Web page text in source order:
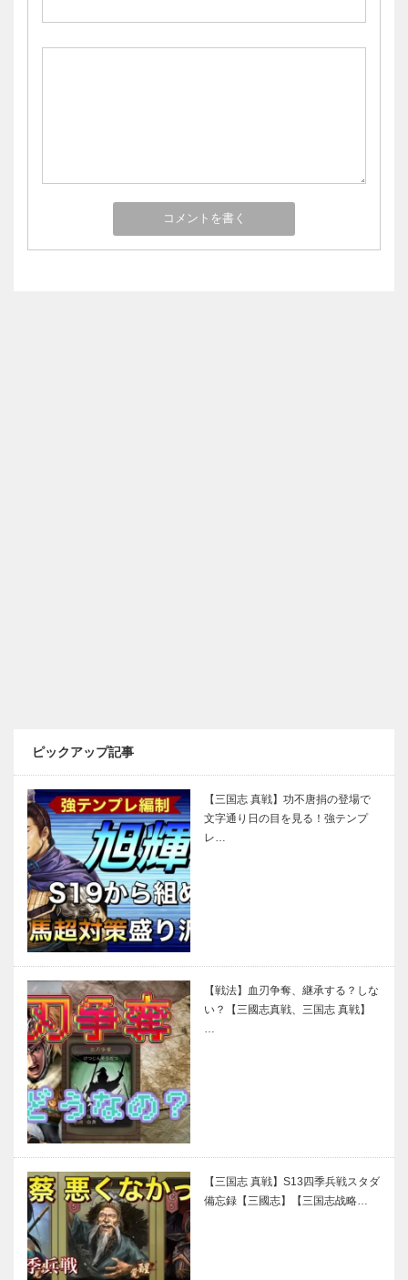
ピックアップ記事
【三国志 真戦】功不唐捐の登場で
文字通り日の目を見る！強テンプ
レ…
【戦法】血刃争奪、継承する？しな
い？【三國志真戦、三国志 真戦】
…
【三国志 真戦】S13四季兵戦スタダ
備忘録【三國志】【三国志战略…